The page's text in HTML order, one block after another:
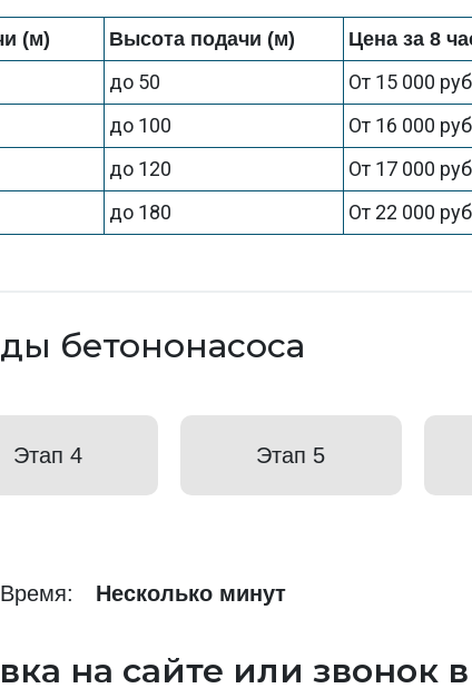
(м) Высота подачи (м) Цена за 8
до 50
От 15 000
до 100
От 16 000
до 120
От 17 000
до 180 От 22 000
бетононасоса
Этап 4 Этап 5
Время: Несколько минут
на сайте или звонок в